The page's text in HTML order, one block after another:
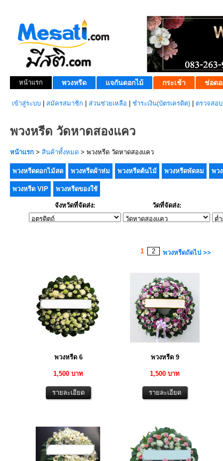
หน้าแรก พวงหรีด แจกันดอกไม้ กระเช้า ช่อดอ
เข้าสู่ระบบ สมัครสมาชิก ส่วนช่วยเหลือ ชำระเงิน(บัตรเครดิต) ตรวจสอ
พวงหรีด วัดหาดสองแคว
หน้าแรก > สินค้าทั้งหมด > พวงหรีด วัดหาดสองแคว
พวงหรีดดอกไม้สด พวงหรีดผ้าห่ม พวงหรีดต้นไม้ พวงหรีดพัดลม พว
พวงหรีด VIP พวงหรีดของใช้
จังหวัดที่จัดส่ง: วัดที่จัดส่ง:
1 2 พวงหรีดถัดไป >>
พวงหรีด 6
1,500 บาท
พวงหรีด 9
1,500 บาท